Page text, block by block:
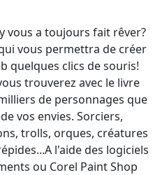
vous a toujours fait rêver?
vous permettra de créer
quelques clics de souris!
trouverez avec le livre
de personnages que
vos envies. Sorciers,
trolls, orques, créatures
l'aide des logiciels
ou Corel Paint Shop